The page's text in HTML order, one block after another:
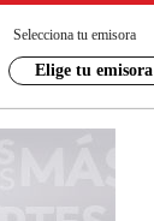
Selecciona tu emisora
Elige tu emisora